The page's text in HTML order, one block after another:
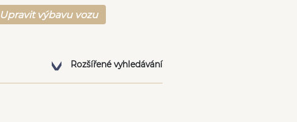
Upravit výbavu vozu
Rozšířené vyhledávání